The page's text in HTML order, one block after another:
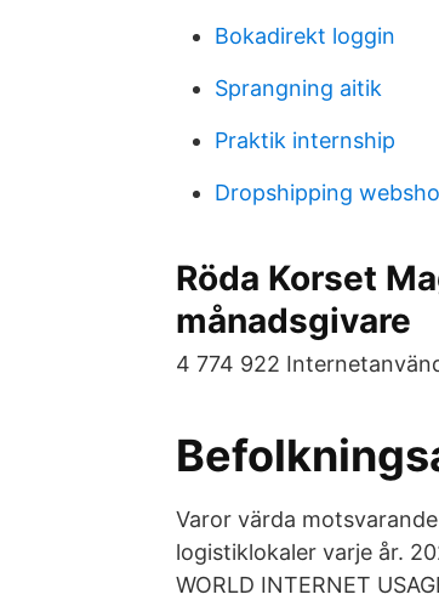
Bokadirekt loggin
Sprangning aitik
Praktik internship
Dropshipping
Röda Korset
månadsgivare
4 774 922
Varor värda
logistiklokaler varje år.
WORLD INTERNET